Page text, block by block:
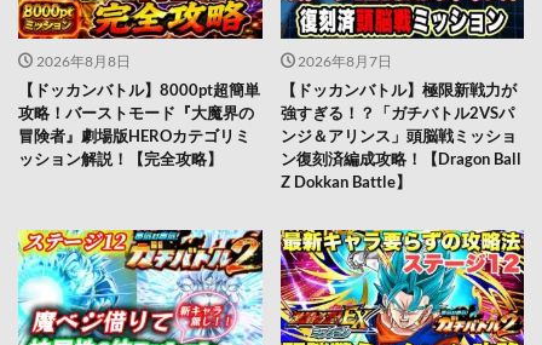
2026年8月8日
【ドッカンバトル】8000pt超簡単
攻略！バーストモード『大魔界の
冒険者』劇場版HEROカテゴリミ
ッション解説！【完全攻略】
2026年8月7日
【ドッカンバトル】極限新戦力が
強すぎる！？「ガチバトル2VSパ
ンジ＆アリンス」頭脳戦ミッショ
ン復刻済編成攻略！【Dragon Ball
Z Dokkan Battle】